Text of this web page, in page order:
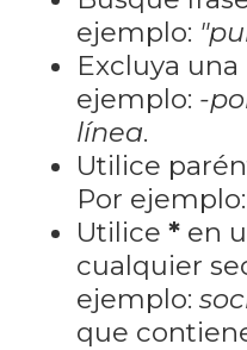
ejemplo:
Excluya
ejemplo: -
línea.
Utilice
Por ejemplo:
Utilice *en
cualquier
ejemplo:
que